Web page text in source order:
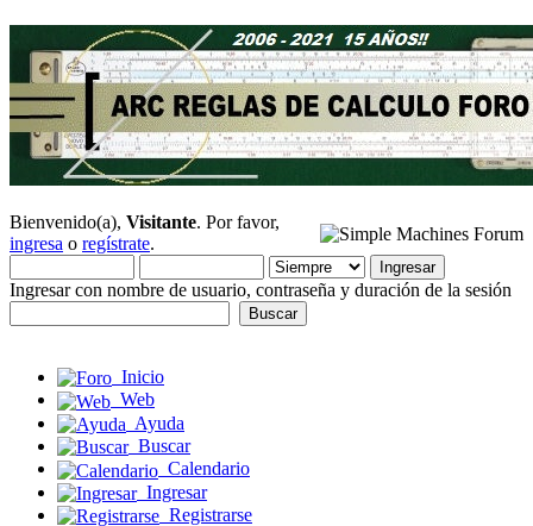
Bienvenido(a), Visitante. Por favor,
ingresa o regístrate.
Ingresar con nombre de usuario, contraseña y duración de la sesión
Inicio
Web
Ayuda
Buscar
Calendario
Ingresar
Registrarse